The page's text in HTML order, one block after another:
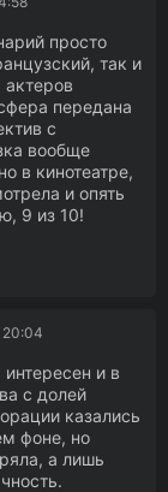
просто
так и
передана
с
вообще
в кинотеатре,
и опять
9 из 10!
20:04
и в
с долей
казались
фоне, но
а лишь